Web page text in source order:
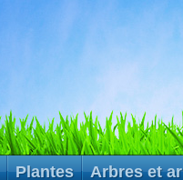
Plantes
Arbres et